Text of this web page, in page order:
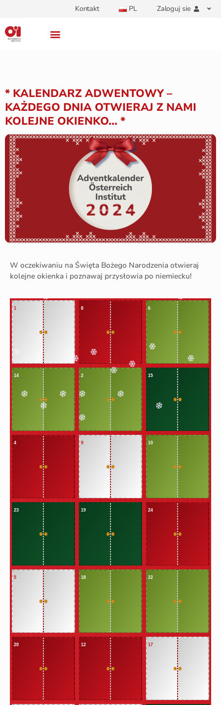
Kontakt PL Zaloguj sie
* KALENDARZ ADWENTOWY –
KAŻDEGO DNIA OTWIERAJ Z NAMI
KOLEJNE OKIENKO… *
W oczekiwaniu na Święta Bożego Narodzenia otwieraj
kolejne okienka i poznawaj przysłowia po niemiecku!